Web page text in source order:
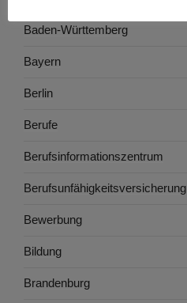
Baden-Württemberg
Bayern
Berlin
Berufe
Berufsinformationszentrum
Berufsunfähigkeitsversicherung
Bewerbung
Bildung
Brandenburg